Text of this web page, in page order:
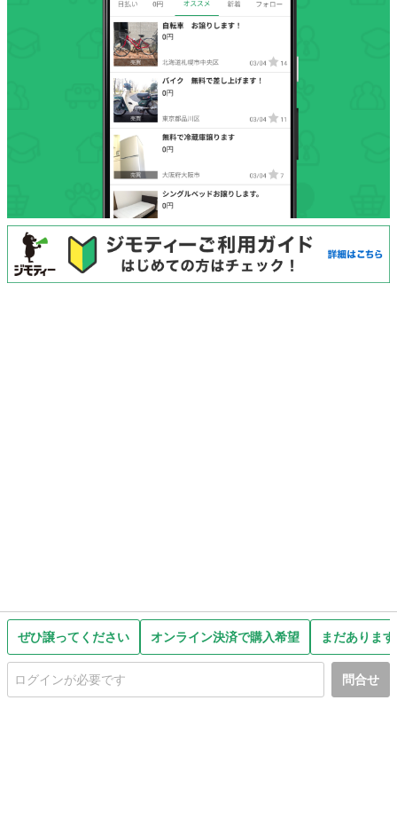
ぜひ譲ってください オンライン決済で購入希望 まだありま
問合せ